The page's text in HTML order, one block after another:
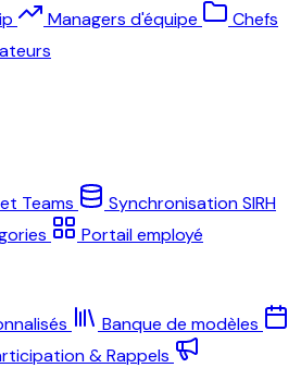
Managers d'équipe
Chefs
Teams
Synchronisation SIRH
Portail employé
Banque de modèles
& Rappels